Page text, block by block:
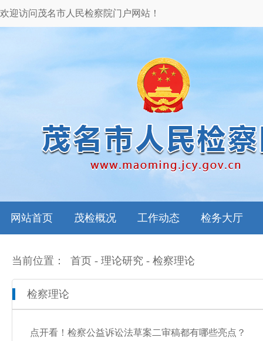
欢迎访问茂名市人民检察院门户网站！
网站首页 茂检概况
本院领导
工作动态
图片新闻
检务大厅
当前位置： 首页 - 理论研究 - 检察理论
检察理论
点开看！检察公益诉讼法草案二审稿都有哪些亮点？